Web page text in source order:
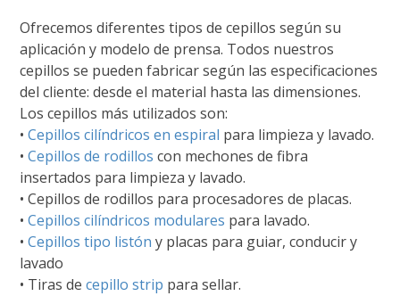
Ofrecemos diferentes tipos de cepillos según su
aplicación y modelo de prensa. Todos nuestros
cepillos se pueden fabricar según las especificaciones
del cliente: desde el material hasta las dimensiones.
Los cepillos más utilizados son:
•Cepillos cilíndricos en espiral para limpieza y lavado.
•Cepillos de rodillos con mechones de fibra
insertados para limpieza y lavado.
• Cepillos de rodillos para procesadores de placas.
•Cepillos cilíndricos modulares para lavado.
•Cepillos tipo listón y placas para guiar, conducir y
lavado
• Tiras decepillo strip para sellar.